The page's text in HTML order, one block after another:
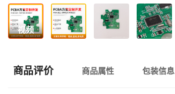
视频
商品评价 商品属性 包装信息